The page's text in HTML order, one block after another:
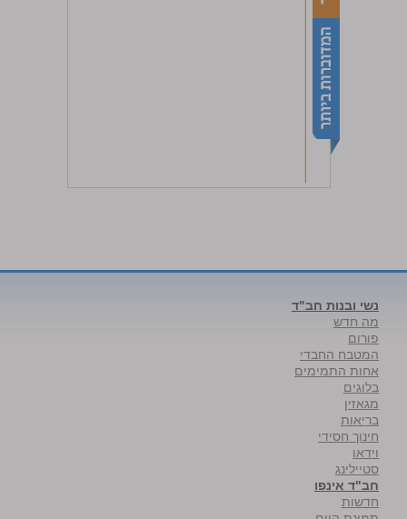
נשי ובנות חב"ד
מה חדש
פורום
המטבח החבדי
אחות התמימים
בלוגים
מגאזין
בריאות
חינוך חסידי
וידאו
סטיילינג
חב"ד אינפו
חדשות